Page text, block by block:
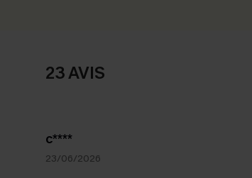
23 AVIS
c****
23/06/2026